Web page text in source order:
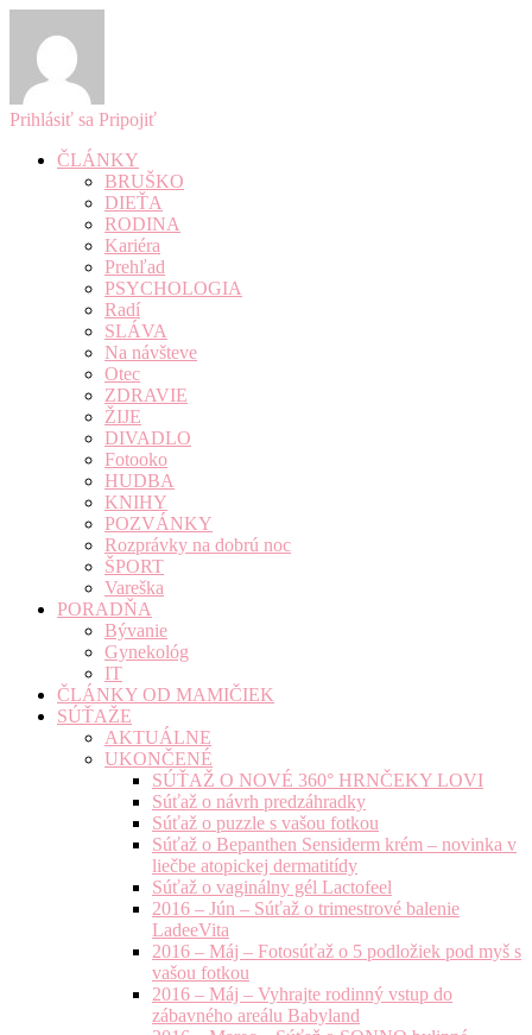
Prihlásiť sa Pripojiť
ČLÁNKY
BRUŠKO
DIEŤA
RODINA
Kariéra
Prehľad
PSYCHOLOGIA
Radí
SLÁVA
Na návšteve
Otec
ZDRAVIE
ŽIJE
DIVADLO
Fotooko
HUDBA
KNIHY
POZVÁNKY
Rozprávky na dobrú noc
ŠPORT
Vareška
PORADŇA
Bývanie
Gynekológ
IT
ČLÁNKY OD MAMIČIEK
SÚŤAŽE
AKTUÁLNE
UKONČENÉ
SÚŤAŽ O NOVÉ 360° HRNČEKY LOVI
Súťaž o návrh predzáhradky
Súťaž o puzzle s vašou fotkou
Súťaž o Bepanthen Sensiderm krém – novinka v
liečbe atopickej dermatitídy
Súťaž o vaginálny gél Lactofeel
2016 – Jún – Súťaž o trimestrové balenie
LadeeVita
2016 – Máj – Fotosúťaž o 5 podložiek pod myš s
vašou fotkou
2016 – Máj – Vyhrajte rodinný vstup do
zábavného areálu Babyland